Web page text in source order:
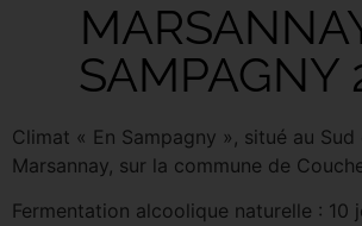
SAMPAGNY
Climat « En Sampagny », situé au Sud
Marsannay, sur la commune de
Fermentation alcoolique naturelle : 10